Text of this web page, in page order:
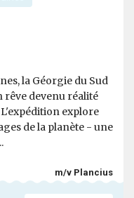
la Géorgie du Sud
rêve devenu réalité
explore
de la planète - une
m/v Plancius